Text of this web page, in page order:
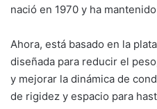
nació en 1970 y ha
Ahora, está basado en la
diseñada para reducir el
y mejorar la dinámica de
de rigidez y espacio para